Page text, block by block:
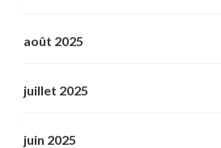
août 2025
juillet 2025
juin 2025